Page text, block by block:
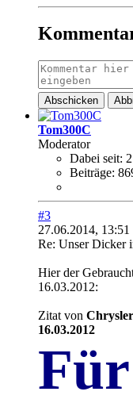
Abschicken
Tom300C
Moderator
Dabei seit:
Beiträge:
#3
27.06.2014, 13:51
Re: Unser Dicker
Hier der
16.03.2012:
Zitat von
16.03.2012